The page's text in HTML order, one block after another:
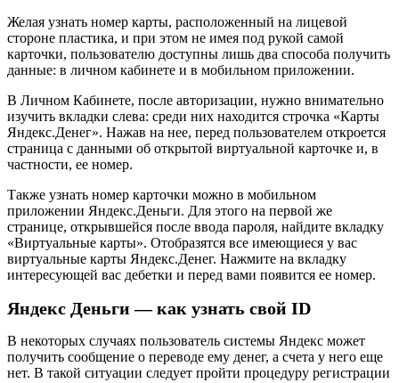
Желая узнать номер карты, расположенный на лицевой
стороне пластика, и при этом не имея под рукой самой
карточки, пользователю доступны лишь два способа получить
данные: в личном кабинете и в мобильном приложении.
В Личном Кабинете, после авторизации, нужно внимательно
изучить вкладки слева: среди них находится строчка «Карты
Яндекс.Денег». Нажав на нее, перед пользователем откроется
страница с данными об открытой виртуальной карточке и, в
частности, ее номер.
Также узнать номер карточки можно в мобильном
приложении Яндекс.Деньги. Для этого на первой же
странице, открывшейся после ввода пароля, найдите вкладку
«Виртуальные карты». Отобразятся все имеющиеся у вас
виртуальные карты Яндекс.Денег. Нажмите на вкладку
интересующей вас дебетки и перед вами появится ее номер.
Яндекс Деньги — как узнать свой ID
В некоторых случаях пользователь системы Яндекс может
получить сообщение о переводе ему денег, а счета у него еще
нет. В такой ситуации следует пройти процедуру регистрации